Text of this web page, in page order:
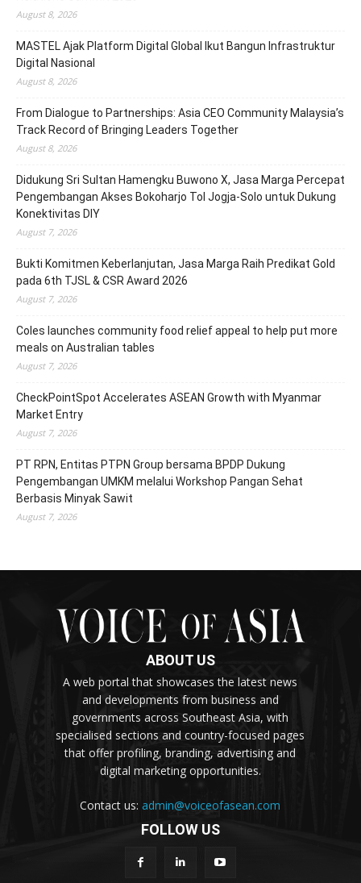
August 8, 2026
MASTEL Ajak Platform Digital Global Ikut Bangun Infrastruktur
Digital Nasional
August 8, 2026
From Dialogue to Partnerships: Asia CEO Community Malaysia’s
Track Record of Bringing Leaders Together
August 8, 2026
Didukung Sri Sultan Hamengku Buwono X, Jasa Marga Percepat
Pengembangan Akses Bokoharjo Tol Jogja-Solo untuk Dukung
Konektivitas DIY
August 7, 2026
Bukti Komitmen Keberlanjutan, Jasa Marga Raih Predikat Gold
pada 6th TJSL & CSR Award 2026
August 7, 2026
Coles launches community food relief appeal to help put more
meals on Australian tables
August 7, 2026
CheckPointSpot Accelerates ASEAN Growth with Myanmar
Market Entry
August 7, 2026
PT RPN, Entitas PTPN Group bersama BPDP Dukung
Pengembangan UMKM melalui Workshop Pangan Sehat
Berbasis Minyak Sawit
August 7, 2026
ABOUT US
A web portal that showcases the latest news
and developments from business and
governments across Southeast Asia, with
specialised sections and country-focused pages
that offer profiling, branding, advertising and
digital marketing opportunities.
Contact us:admin@voiceofasean.com
FOLLOW US